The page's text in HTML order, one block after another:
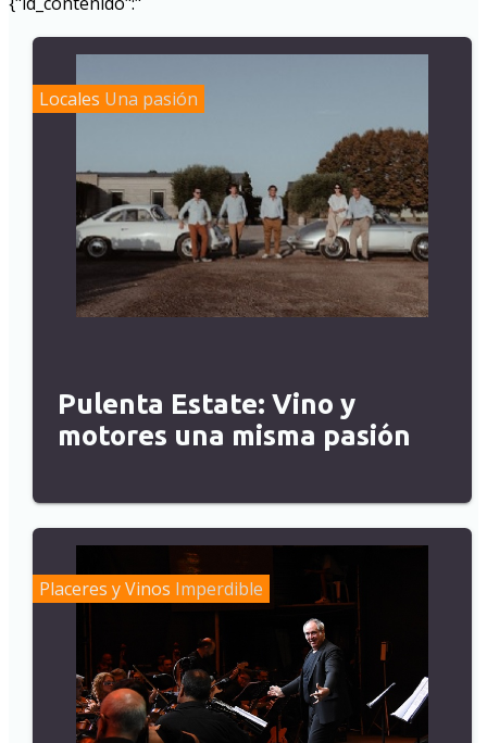
Locales Una pasión
Pulenta Estate: Vino y
motores una misma pasión
Placeres y Vinos Imperdible